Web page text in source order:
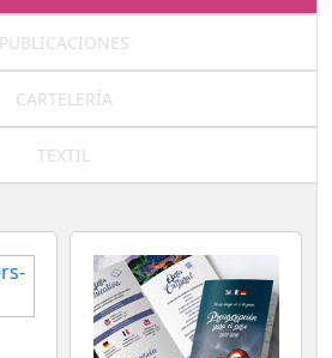
PUBLICACIONES
CARTELERÍA
TEXTIL